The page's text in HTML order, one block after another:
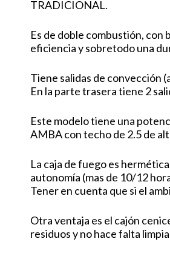
TRADICIONAL.
Es de doble combustión,
eficiencia y sobretodo una
Tiene salidas de convección
En la parte trasera tiene 2
Este modelo tiene una
AMBA con techo de 2.5 de
La caja de fuego es
autonomía (mas de 10/12
Tener en cuenta que si el
Otra ventaja es el cajón
residuos y no hace falta